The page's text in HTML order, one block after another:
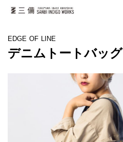
EDGE OF LINE
デニムトートバッグ